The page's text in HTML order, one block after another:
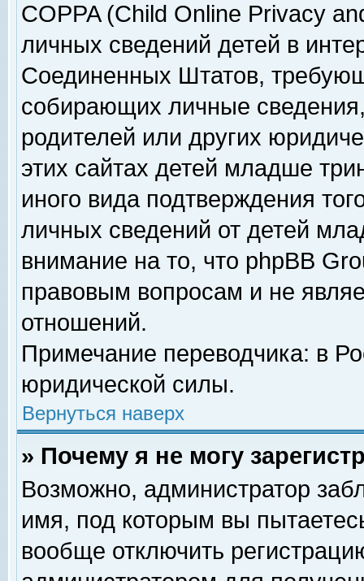
COPPA (Child Online Privacy
личных сведений детей в
Соединенных Штатов,
собирающих личные
родителей или других
этих сайтах детей младше
иного вида подтверждения
личных сведений от детей
внимание на то, что phpBB
правовым вопросам и не
отношений.
Примечание переводчика: в
юридической силы.
Вернуться наверх
» Почему я не могу
Возможно, администратор
имя, под которым вы
вообще отключить